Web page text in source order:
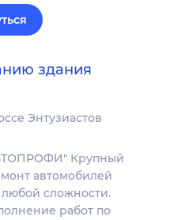
здания
Энтузиастов
Крупный
автомобилей
любой сложности.
работ по